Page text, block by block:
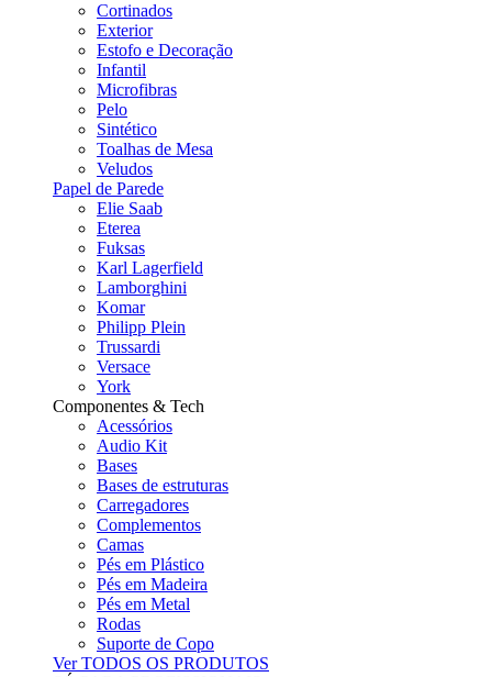
Cortinados
Exterior
Estofo e Decoração
Infantil
Microfibras
Pelo
Sintético
Toalhas de Mesa
Veludos
Papel de Parede
Elie Saab
Eterea
Fuksas
Karl Lagerfield
Lamborghini
Komar
Philipp Plein
Trussardi
Versace
York
Componentes & Tech
Acessórios
Audio Kit
Bases
Bases de estruturas
Carregadores
Complementos
Camas
Pés em Plástico
Pés em Madeira
Pés em Metal
Rodas
Suporte de Copo
Ver TODOS OS PRODUTOS